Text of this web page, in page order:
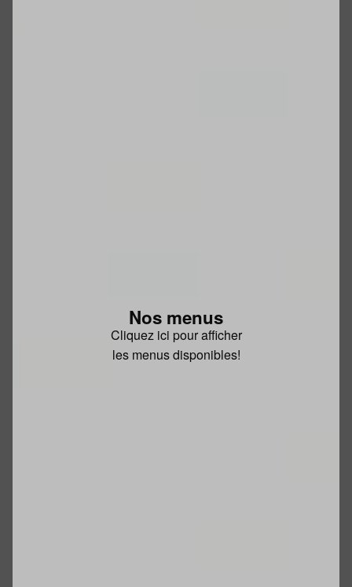
Nos menus
Cliquez ici pour afficher
les menus disponibles!